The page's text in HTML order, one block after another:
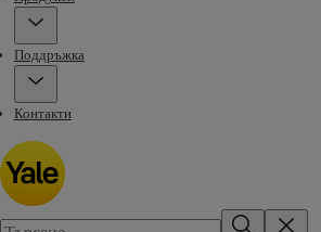
Поддръжка
Контакти